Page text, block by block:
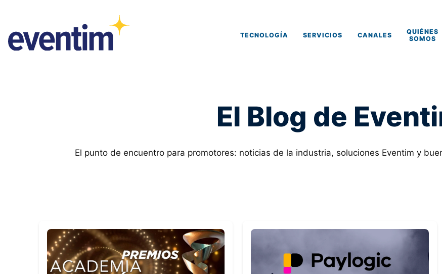
TECNOLOGÍA SERVICIOS CANALES
QUIÉNES
SOMOS
El Blog de
El punto de encuentro para promotores: noticias de la industria, soluciones Eventim y